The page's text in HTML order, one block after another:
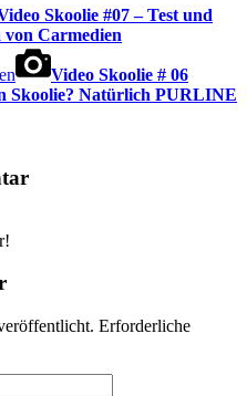
Skoolie #07 – Test und
Carmedien
Video Skoolie # 06
Skoolie? Natürlich PURLINE
Erforderliche